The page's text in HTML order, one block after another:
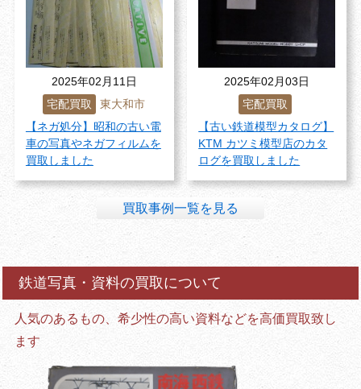
2025年02月11日
宅配買取
東大和市
【ネガ処分】昭和の古い電
車の写真やネガフィルムを
買取しました
2025年02月03日
宅配買取
【古い鉄道模型カタログ】
KTM カツミ模型店のカタ
ログを買取しました
買取事例一覧を見る
鉄道写真・資料の買取について
人気のあるもの、希少性の高い資料などを高価買取致し
ます